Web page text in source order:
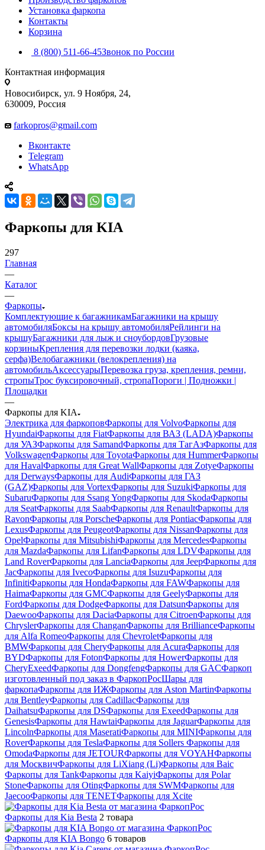
Установка фаркопа
Контакты
Корзина
8 (800) 511-66-45Звонок по России
Контактная информация
Новосибирск, ул. 9 Ноября, 24,
630009, Россия
farkopros@gmail.com
Вконтакте
Telegram
WhatsApp
Фаркопы для KIA
297
Главная
—
Каталог
—
Фаркопы
Комплектующие к багажникамБагажники на крышу
автомобиляБоксы на крышу автомобиляРейлинги на
крышуБагажники для лыж и сноубордовГрузовые
корзиныКрепления для перевозки лодки (каяка,
серфа)Велобагажники (велокрепления) на
автомобильАксессуарыПеревозка груза, крепления, ремни,
стропыТрос буксировочный, стропаПороги | Подножки |
Площадки
—
Фаркопы для KIA
Электрика для фаркоповФаркопы для VolvoФаркопы для
HyundaiФаркопы для FiatФаркопы для ВАЗ (LADA)Фаркопы
для УАЗФаркопы для SamandФаркопы для ТагАзФаркопы для
VolkswagenФаркопы для ToyotaФаркопы для HummerФаркопы
для HavalФаркопы для Great WallФаркопы для ZotyeФаркопы
для DerwaysФаркопы для AudiФаркопы для ГАЗ
(GAZ)Фаркопы для VortexФаркопы для SuzukiФаркопы для
SubaruФаркопы для Ssang YongФаркопы для SkodaФаркопы
для SeatФаркопы для SaabФаркопы для RenaultФаркопы для
RavonФаркопы для PorscheФаркопы для PontiacФаркопы для
LexusФаркопы для PeugeotФаркопы для NissanФаркопы для
OpelФаркопы для MitsubishiФаркопы для MercedesФаркопы
для MazdaФаркопы для LifanФаркопы для LDVФаркопы для
Land RoverФаркопы для LanciaФаркопы для JeepФаркопы для
JacФаркопы для IvecoФаркопы для IsuzuФаркопы для
InfinitiФаркопы для HondaФаркопы для FAWФаркопы для
HaimaФаркопы для GMCФаркопы для GeelyФаркопы для
FordФаркопы для DodgeФаркопы для DatsunФаркопы для
DaewooФаркопы для DaciaФаркопы для CitroenФаркопы для
ChryslerФаркопы для ChanganФаркопы для BrillianceФаркопы
для Alfa RomeoФаркопы для ChevroletФаркопы для
BMWФаркопы для CheryФаркопы для AcuraФаркопы для
BYDФаркопы для FotonФаркопы для HowerФаркопы для
CheryExeedФаркопы для DongfengФаркопы для GACФаркоп
изготовленный под заказ в ФаркопРосШары для
фаркопаФаркопы для ИЖФаркопы для Aston MartinФаркопы
для BentleyФаркопы для CadillacФаркопы для
DaihatsuФаркопы для DSФаркопы для ExeedФаркопы для
GenesisФаркопы для HawtaiФаркопы для JaguarФаркопы для
LincolnФаркопы для MaseratiФаркопы для MINIФаркопы для
RoverФаркопы для TeslaФаркопы для Sollers Фаркопы для
OmodaФаркопы для JETOURФаркопы для VOYAHФаркопы
для МосквичФаркопы для LiXiang (Li)Фаркопы для Baic
Фаркопы для TankФаркопы для KaiyiФаркопы для Polar
StoneФаркопы для OtingФаркопы для SWMФаркопы для
JaecooФаркопы для TENETФаркопы для Xcite
Фаркопы для Kia Besta 2 товара
Фаркопы для KIA Bongo 6 товаров